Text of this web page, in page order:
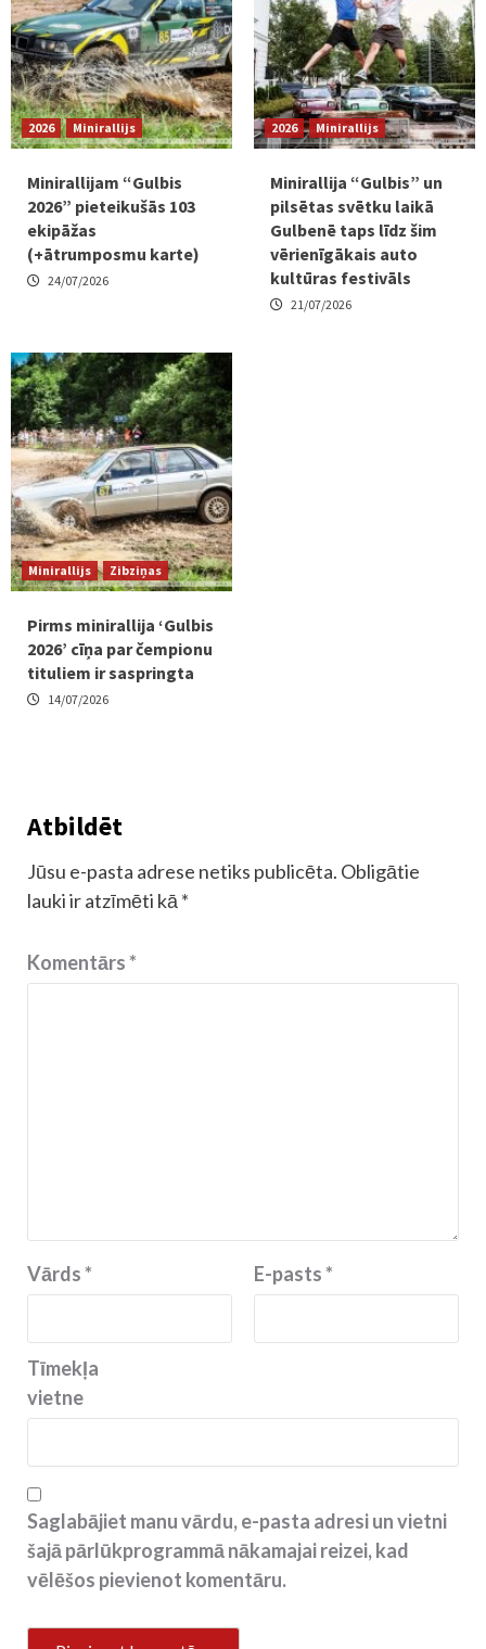
2026 Minirallijs
Minirallijam “Gulbis
2026” pieteikušās 103
ekipāžas
(+ātrumposmu karte)
24/07/2026
2026 Minirallijs
Minirallija “Gulbis” un
pilsētas svētku laikā
Gulbenē taps līdz šim
vērienīgākais auto
kultūras festivāls
21/07/2026
Minirallijs Zibziņas
Pirms minirallija ‘Gulbis
2026’ cīņa par čempionu
tituliem ir saspringta
14/07/2026
Atbildēt
Jūsu e-pasta adrese netiks publicēta. Obligātie
lauki ir atzīmēti kā *
Komentārs*
Vārds* E-pasts*
Tīmekļa
vietne
Saglabājiet manu vārdu, e-pasta adresi un vietni
šajā pārlūkprogrammā nākamajai reizei, kad
vēlēšos pievienot komentāru.